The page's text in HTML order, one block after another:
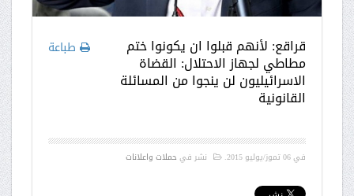
طباعة قراقع: لأنهم قبلوا ان يكونوا ختم
مطاطي لجهاز الاحتلال: القضاة
الاسرائيليون لن ينجوا من المسائلة
القانونية
في06 تموز/يوليو 2015 . نشر في حملات واعلانات